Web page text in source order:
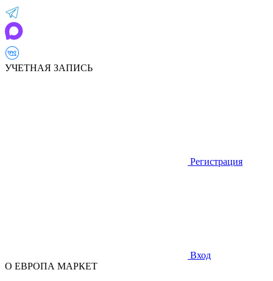
УЧЕТНАЯ ЗАПИСЬ
Регистрация
Вход
О ЕВРОПА МАРКЕТ